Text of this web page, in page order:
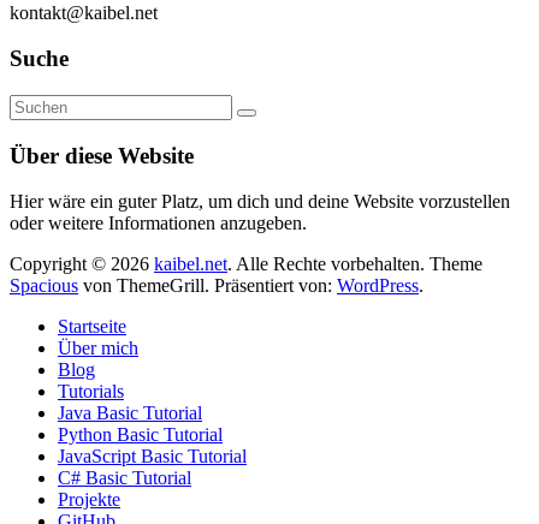
kontakt@kaibel.net
Suche
Über diese Website
Hier wäre ein guter Platz, um dich und deine Website vorzustellen
oder weitere Informationen anzugeben.
Copyright © 2026 kaibel.net. Alle Rechte vorbehalten. Theme
Spacious von ThemeGrill. Präsentiert von: WordPress.
Startseite
Über mich
Blog
Tutorials
Java Basic Tutorial
Python Basic Tutorial
JavaScript Basic Tutorial
C# Basic Tutorial
Projekte